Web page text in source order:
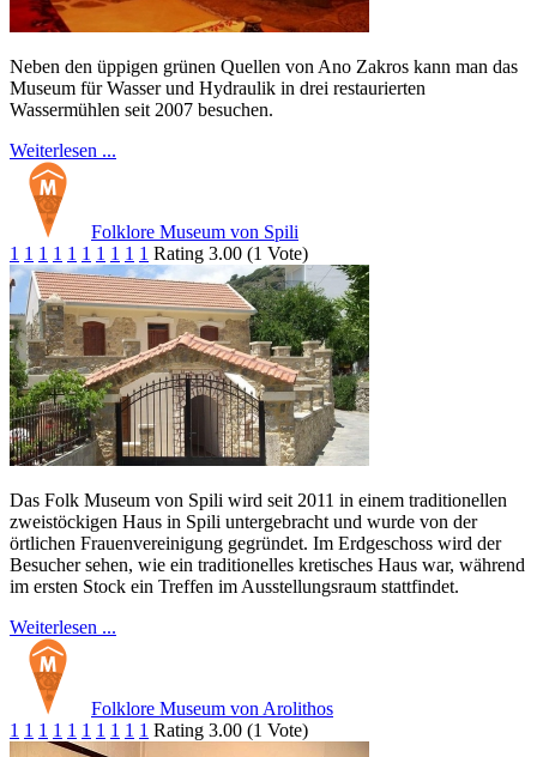
Neben den üppigen grünen Quellen von Ano Zakros kann man das
Museum für Wasser und Hydraulik in drei restaurierten
Wassermühlen seit 2007 besuchen.
Weiterlesen ...
Folklore Museum von Spili
1 1 1 1 1 1 1 1 1 1 Rating 3.00 (1 Vote)
Das Folk Museum von Spili wird seit 2011 in einem traditionellen
zweistöckigen Haus in Spili untergebracht und wurde von der
örtlichen Frauenvereinigung gegründet. Im Erdgeschoss wird der
Besucher sehen, wie ein traditionelles kretisches Haus war, während
im ersten Stock ein Treffen im Ausstellungsraum stattfindet.
Weiterlesen ...
Folklore Museum von Arolithos
1 1 1 1 1 1 1 1 1 1 Rating 3.00 (1 Vote)